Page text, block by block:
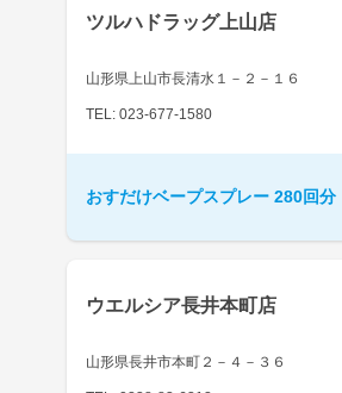
ツルハドラッグ上山店
山形県上山市長清水１－２－１６
TEL: 023-677-1580
おすだけベープスプレー 280回分
ウエルシア長井本町店
山形県長井市本町２－４－３６